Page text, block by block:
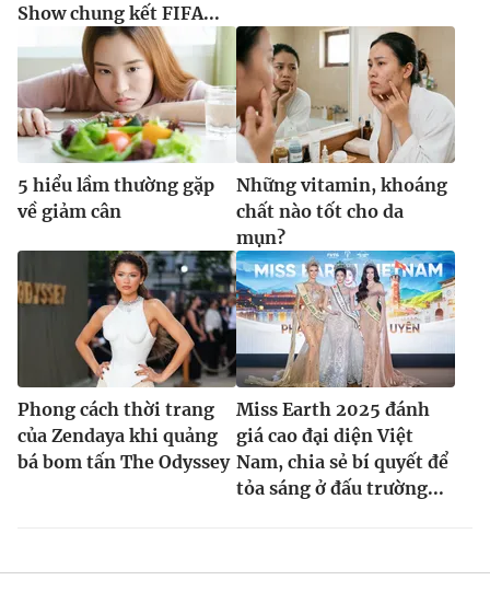
Show chung kết FIFA...
5 hiểu lầm thường gặp
về giảm cân
Những vitamin, khoáng
chất nào tốt cho da
mụn?
Phong cách thời trang
của Zendaya khi quảng
bá bom tấn The Odyssey
Miss Earth 2025 đánh
giá cao đại diện Việt
Nam, chia sẻ bí quyết để
tỏa sáng ở đấu trường...